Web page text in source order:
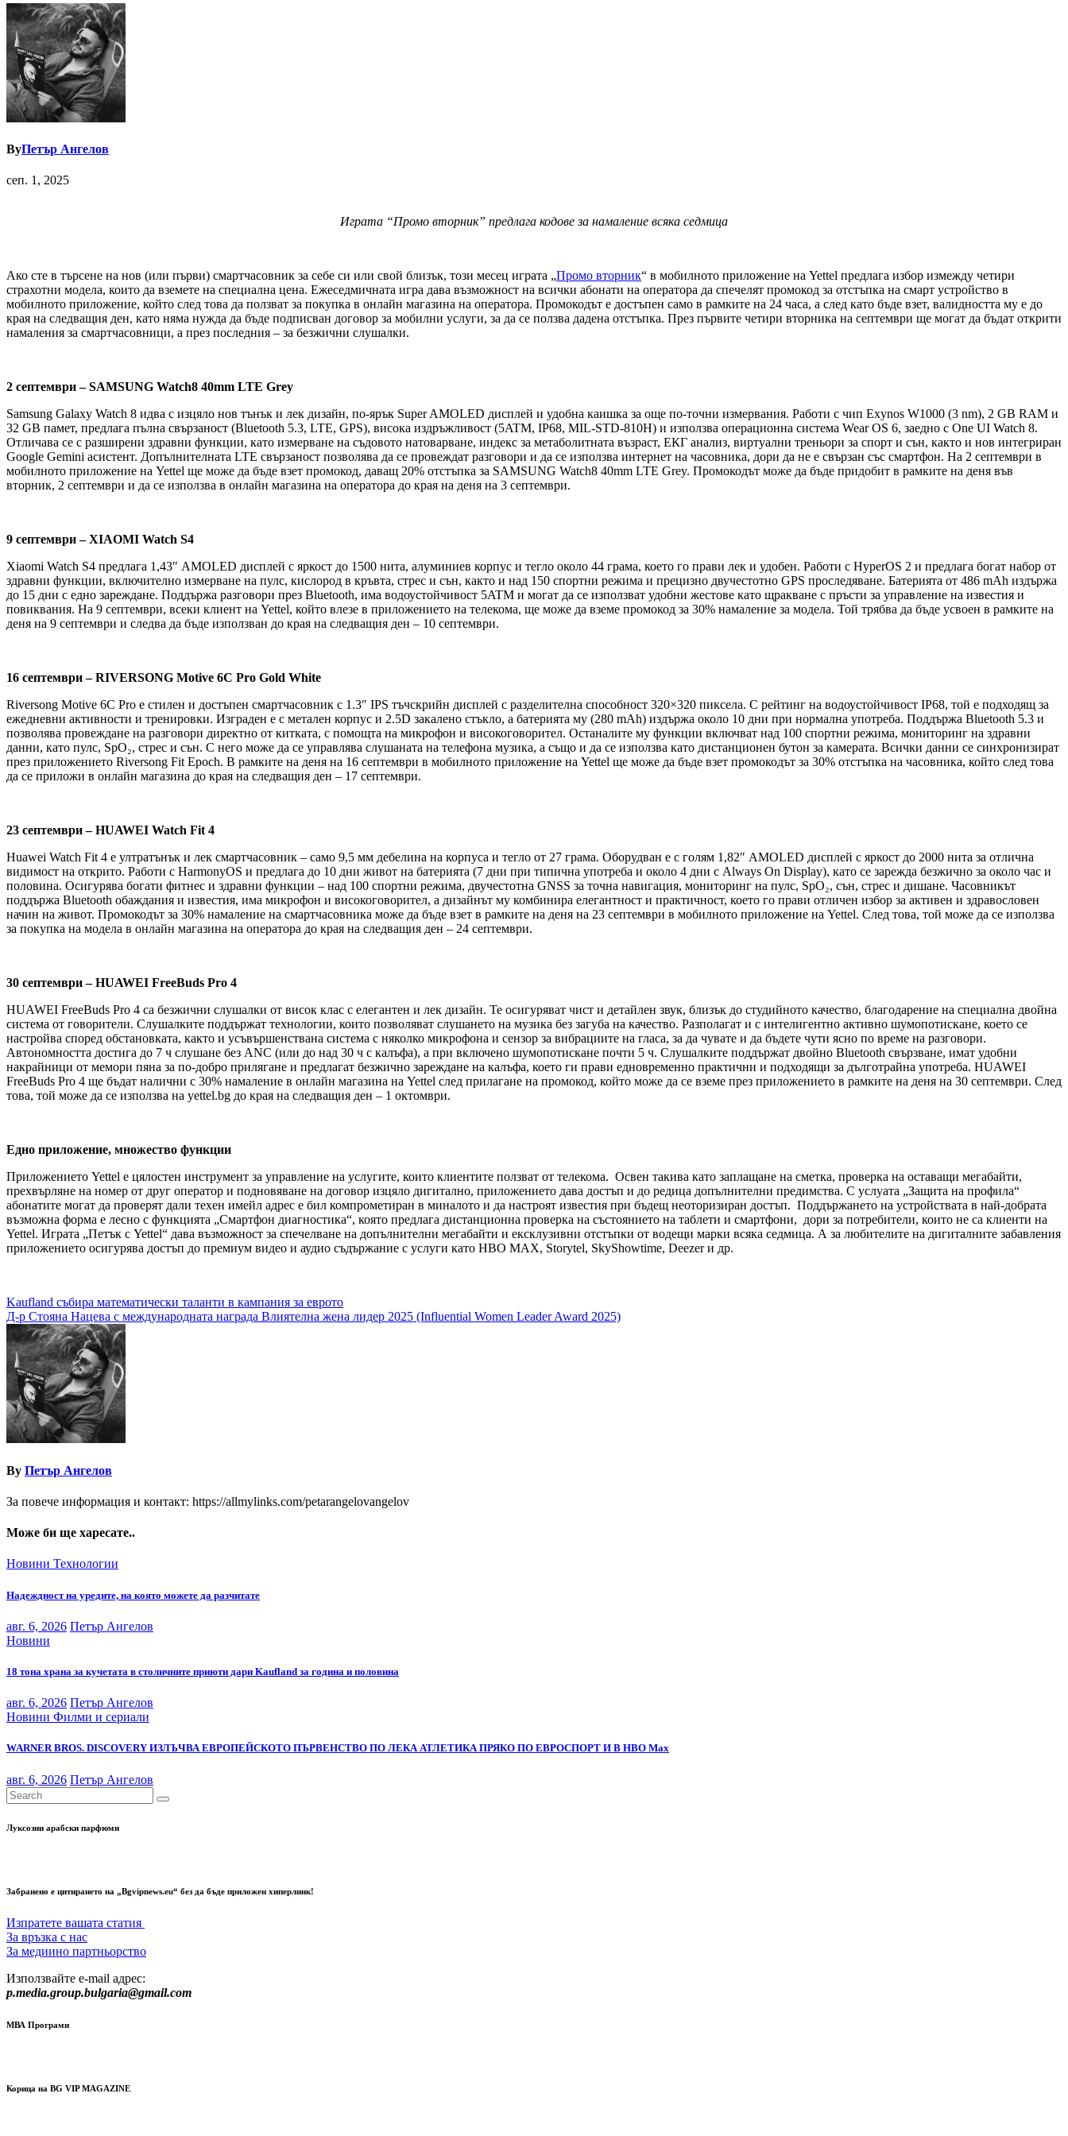
ByПетър Ангелов
сеп. 1, 2025
Играта “Промо вторник” предлага кодове за намаление всяка седмица
Ако сте в търсене на нов (или първи) смартчасовник за себе си или свой близък, този месец играта „Промо вторник“ в мобилното приложение на Yettel предлага избор измежду четири
страхотни модела, които да вземете на специална цена. Ежеседмичната игра дава възможност на всички абонати на оператора да спечелят промокод за отстъпка на смарт устройство в
мобилното приложение, който след това да ползват за покупка в онлайн магазина на оператора. Промокодът е достъпен само в рамките на 24 часа, а след като бъде взет, валидността му е до
края на следващия ден, като няма нужда да бъде подписван договор за мобилни услуги, за да се ползва дадена отстъпка. През първите четири вторника на септември ще могат да бъдат открити
намаления за смартчасовници, а през последния – за безжични слушалки.
2 септември – SAMSUNG Watch8 40mm LTE Grey
Samsung Galaxy Watch 8 идва с изцяло нов тънък и лек дизайн, по-ярък Super AMOLED дисплей и удобна каишка за още по-точни измервания. Работи с чип Exynos W1000 (3 nm), 2 GB RAM и
32 GB памет, предлага пълна свързаност (Bluetooth 5.3, LTE, GPS), висока издръжливост (5ATM, IP68, MIL-STD-810H) и използва операционна система Wear OS 6, заедно с One UI Watch 8.
Отличава се с разширени здравни функции, като измерване на съдовото натоварване, индекс за метаболитната възраст, ЕКГ анализ, виртуални треньори за спорт и сън, както и нов интегриран
Google Gemini асистент. Допълнителната LTE свързаност позволява да се провеждат разговори и да се използва интернет на часовника, дори да не е свързан със смартфон. На 2 септември в
мобилното приложение на Yettel ще може да бъде взет промокод, даващ 20% отстъпка за SAMSUNG Watch8 40mm LTE Grey. Промокодът може да бъде придобит в рамките на деня във
вторник, 2 септември и да се използва в онлайн магазина на оператора до края на деня на 3 септември.
9 септември – XIAOMI Watch S4
Xiaomi Watch S4 предлага 1,43″ AMOLED дисплей с яркост до 1500 нита, алуминиев корпус и тегло около 44 грама, което го прави лек и удобен. Работи с HyperOS 2 и предлага богат набор от
здравни функции, включително измерване на пулс, кислород в кръвта, стрес и сън, както и над 150 спортни режима и прецизно двучестотно GPS проследяване. Батерията от 486 mAh издържа
до 15 дни с едно зареждане. Поддържа разговори през Bluetooth, има водоустойчивост 5ATM и могат да се използват удобни жестове като щракване с пръсти за управление на известия и
повиквания. На 9 септември, всеки клиент на Yettel, който влезе в приложението на телекома, ще може да вземе промокод за 30% намаление за модела. Той трябва да бъде усвоен в рамките на
деня на 9 септември и следва да бъде използван до края на следващия ден – 10 септември.
16 септември – RIVERSONG Motive 6C Pro Gold White
Riversong Motive 6C Pro е стилен и достъпен смартчасовник с 1.3″ IPS тъчскрийн дисплей с разделителна способност 320×320 пиксела. С рейтинг на водоустойчивост IP68, той е подходящ за
ежедневни активности и тренировки. Изграден е с метален корпус и 2.5D закалено стъкло, а батерията му (280 mAh) издържа около 10 дни при нормална употреба. Поддържа Bluetooth 5.3 и
позволява провеждане на разговори директно от китката, с помощта на микрофон и високоговорител. Останалите му функции включват над 100 спортни режима, мониторинг на здравни
данни, като пулс, SpO₂, стрес и сън. С него може да се управлява слушаната на телефона музика, а също и да се използва като дистанционен бутон за камерата. Всички данни се синхронизират
през приложението Riversong Fit Epoch. В рамките на деня на 16 септември в мобилното приложение на Yettel ще може да бъде взет промокодът за 30% отстъпка на часовника, който след това
да се приложи в онлайн магазина до края на следващия ден – 17 септември.
23 септември – HUAWEI Watch Fit 4
Huawei Watch Fit 4 е ултратънък и лек смартчасовник – само 9,5 мм дебелина на корпуса и тегло от 27 грама. Оборудван е с голям 1,82″ AMOLED дисплей с яркост до 2000 нита за отлична
видимост на открито. Работи с HarmonyOS и предлага до 10 дни живот на батерията (7 дни при типична употреба и около 4 дни с Always On Display), като се зарежда безжично за около час и
половина. Осигурява богати фитнес и здравни функции – над 100 спортни режима, двучестотна GNSS за точна навигация, мониторинг на пулс, SpO₂, сън, стрес и дишане. Часовникът
поддържа Bluetooth обаждания и известия, има микрофон и високоговорител, а дизайнът му комбинира елегантност и практичност, което го прави отличен избор за активен и здравословен
начин на живот. Промокодът за 30% намаление на смартчасовника може да бъде взет в рамките на деня на 23 септември в мобилното приложение на Yettel. След това, той може да се използва
за покупка на модела в онлайн магазина на оператора до края на следващия ден – 24 септември.
30 септември – HUAWEI FreeBuds Pro 4
HUAWEI FreeBuds Pro 4 са безжични слушалки от висок клас с елегантен и лек дизайн. Те осигуряват чист и детайлен звук, близък до студийното качество, благодарение на специална двойна
система от говорители. Слушалките поддържат технологии, които позволяват слушането на музика без загуба на качество. Разполагат и с интелигентно активно шумопотискане, което се
настройва според обстановката, както и усъвършенствана система с няколко микрофона и сензор за вибрациите на гласа, за да чувате и да бъдете чути ясно по време на разговори.
Автономността достига до 7 ч слушане без ANC (или до над 30 ч с калъфа), а при включено шумопотискане почти 5 ч. Слушалките поддържат двойно Bluetooth свързване, имат удобни
накрайници от мемори пяна за по-добро прилягане и предлагат безжично зареждане на калъфа, което ги прави едновременно практични и подходящи за дълготрайна употреба. HUAWEI
FreeBuds Pro 4 ще бъдат налични с 30% намаление в онлайн магазина на Yettel след прилагане на промокод, който може да се вземе през приложението в рамките на деня на 30 септември. След
това, той може да се използва на yettel.bg до края на следващия ден – 1 октомври.
Едно приложение, множество функции
Приложението Yettel е цялостен инструмент за управление на услугите, които клиентите ползват от телекома. Освен такива като заплащане на сметка, проверка на оставащи мегабайти,
прехвърляне на номер от друг оператор и подновяване на договор изцяло дигитално, приложението дава достъп и до редица допълнителни предимства. С услуата „Защита на профила“
абонатите могат да проверят дали техен имейл адрес е бил компрометиран в миналото и да настроят известия при бъдещ неоторизиран достъп. Поддържането на устройствата в най-добрата
възможна форма е лесно с функцията „Смартфон диагностика“, която предлага дистанционна проверка на състоянието на таблети и смартфони, дори за потребители, които не са клиенти на
Yettel. Играта „Петък с Yettel“ дава възможност за спечелване на допълнителни мегабайти и ексклузивни отстъпки от водещи марки всяка седмица. А за любителите на дигиталните забавления
приложението осигурява достъп до премиум видео и аудио съдържание с услуги като HBO MAX, Storytel, SkyShowtime, Deezer и др.
Навигация
Kaufland събира математически таланти в кампания за еврото
Д-р Стояна Нацева с международната награда Влиятелна жена лидер 2025 (Influential Women Leader Award 2025)
By Петър Ангелов
За повече информация и контакт: https://allmylinks.com/petarangelovangelov
Може би ще харесате..
Новини Технологии
Надеждност на уредите, на която можете да разчитате
авг. 6, 2026 Петър Ангелов
Новини
18 тона храна за кучетата в столичните приюти дари Kaufland за година и половина
авг. 6, 2026 Петър Ангелов
Новини Филми и сериали
WARNER BROS. DISCOVERY ИЗЛЪЧВА ЕВРОПЕЙСКОТО ПЪРВЕНСТВО ПО ЛЕКА АТЛЕТИКА ПРЯКО ПО ЕВРОСПОРТ И В НВО Мах
авг. 6, 2026 Петър Ангелов
Луксозни арабски парфюми
Забранено е цитирането на „Bgvipnews.eu“ без да бъде приложен хиперлинк!
Изпратете вашата статия
За връзка с нас
За медиино партньорство
Използвайте e-mail адрес:
p.media.group.bulgaria@gmail.com
МВА Програми
Корица на BG VIP MAGAZINE